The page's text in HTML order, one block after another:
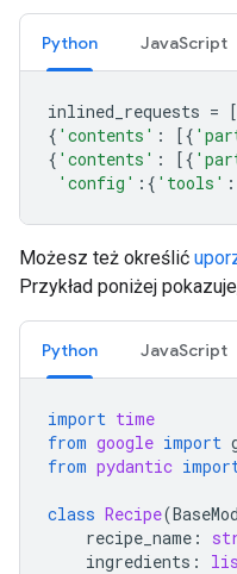
Python JavaScript
inlined_requests = [
{ 'contents' : [{
{ 'contents' : [{
'config' :{ 'tools' :
Możesz też określić
Przykład poniżej
Python JavaScript
import time
from google import
from pydantic
class Recipe(
recipe_name :
ingredients :